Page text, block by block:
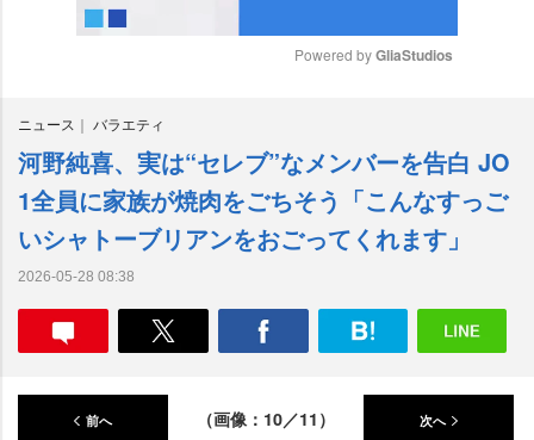
Powered by GliaStudios
ニュース バラエティ
河野純喜、実は“セレブ”なメンバーを告白 JO
1全員に家族が焼肉をごちそう「こんなすっご
いシャトーブリアンをおごってくれます」
2026-05-28 08:38
前へ （画像：10／11） 次へ